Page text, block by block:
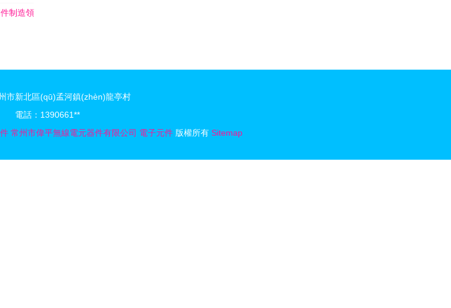
制造領
市新北區(qū)孟河鎮(zhèn)龍亭村
電話：1390661**
常州市偉平無線電元器件有限公司 電子元件 版權所有 Sitemap